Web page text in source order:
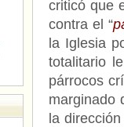
criticó que
contra el “
la Iglesia
totalitario
párrocos
marginado
la